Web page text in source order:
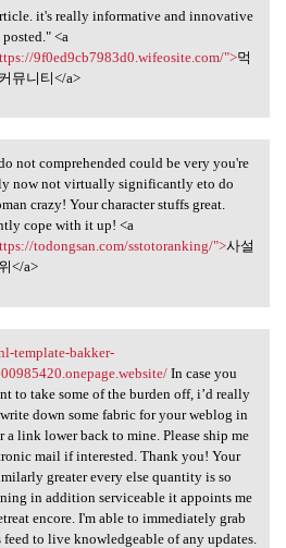
it's really informative and innovative
<a
9f0ed9cb7983d0.wifeosite.com/">먹
뮤니티</a>
not comprehended
not comprehended could be very you're
now not virtually significantly eto do
crazy! Your character stuffs great.
cope with it up! <a
todongsan.com/sstotoranking/">사설
</a>
template-bakker
template-bakker-
In case you
to take some of the burden off, i’d really
down some fabric for your weblog in
a link lower back to mine. Please ship me
mail if interested. Thank you! Your
greater every else quantity is so
in addition serviceable it appoints me
encore. I'm able to immediately grab
feed to live knowledgeable of any updates.